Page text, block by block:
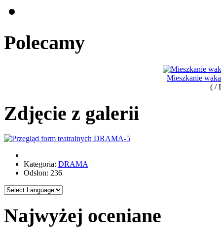
Polecamy
Mieszkanie
( /
Zdjęcie z galerii
Kategoria: DRAMA
Odsłon: 236
Najwyżej oceniane